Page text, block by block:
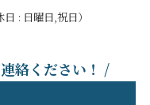
: 日曜日,祝日）
絡ください！ /